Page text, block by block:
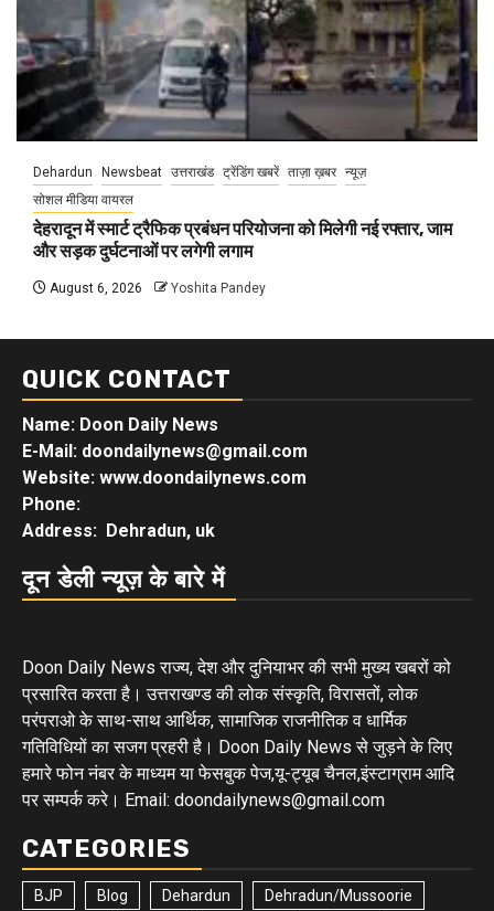
Dehardun Newsbeat उत्तराखंड ट्रेंडिंग खबरें ताज़ा ख़बर न्यूज़
सोशल मीडिया वायरल
देहरादून में स्मार्ट ट्रैफिक प्रबंधन परियोजना को मिलेगी नई रफ्तार, जाम
और सड़क दुर्घटनाओं पर लगेगी लगाम
August 6, 2026 Yoshita Pandey
QUICK CONTACT
Name: Doon Daily News
E-Mail: doondailynews@gmail.com
Website: www.doondailynews.com
Phone:
Address: Dehradun, uk
दून डेली न्यूज़ के बारे में
Doon Daily News राज्य, देश और दुनियाभर की सभी मुख्य खबरों को
प्रसारित करता है। उत्तराखण्ड की लोक संस्कृति, विरासतों, लोक
परंपराओ के साथ-साथ आर्थिक, सामाजिक राजनीतिक व धार्मिक
गतिविधियों का सजग प्रहरी है। Doon Daily News से जुड़ने के लिए
हमारे फोन नंबर के माध्यम या फेसबुक पेज,यू-ट्यूब चैनल,इंस्टाग्राम आदि
पर सम्पर्क करे। Email: doondailynews@gmail.com
CATEGORIES
BJP Blog Dehardun Dehradun/Mussoorie